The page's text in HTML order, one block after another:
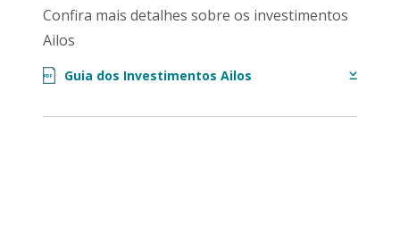
Confira mais detalhes sobre os investimentos
Ailos
Guia dos Investimentos Ailos
PDF